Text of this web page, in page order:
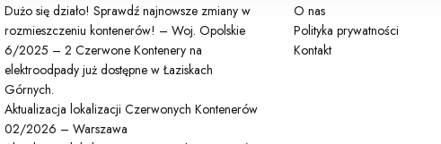
Dużo się działo! Sprawdź najnowsze zmiany w
rozmieszczeniu kontenerów! – Woj. Opolskie
6/2025 – 2 Czerwone Kontenery na
elektroodpady już dostępne w Łaziskach
Górnych.
Aktualizacja lokalizacji Czerwonych Kontenerów
02/2026 – Warszawa
O nas
Polityka prywatności
Kontakt